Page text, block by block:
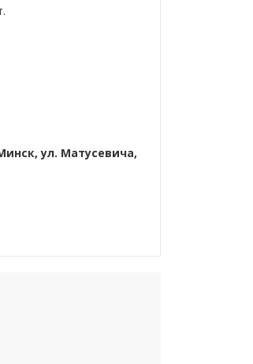
ул. Матусевича,